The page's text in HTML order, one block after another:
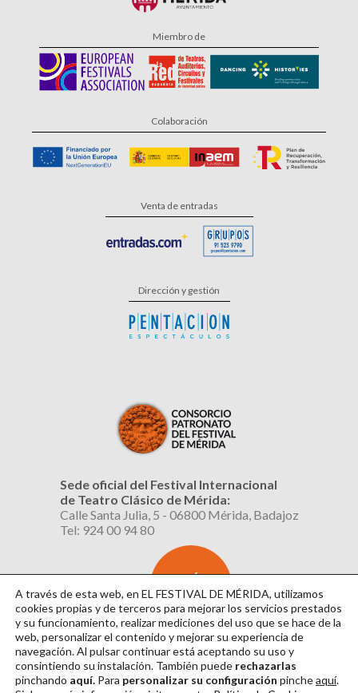
Miembro de
Colaboración
Venta de entradas
Dirección y gestión
Sede oficial del Festival Internacional
de Teatro Clásico de Mérida:
Calle Santa Julia, 5 - 06800 Mérida, Badajoz
Tel: 924 00 94 80
SUSCRÍBETE
AL BOLETÍN
A través de esta web, en EL FESTIVAL DE MÉRIDA, utilizamos
cookies propias y de terceros para mejorar los servicios prestados
y su funcionamiento, realizar mediciones del uso que se hace de la
web, personalizar el contenido y mejorar su experiencia de
navegación. Al pulsar continuarestá aceptando su uso y
consintiendo su instalación. También puede rechazarlas
pinchando aquí. Para personalizar su configuración pincheaquí.